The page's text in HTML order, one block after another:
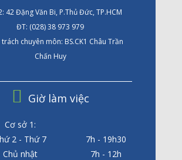
42 Đặng Văn Bi, P.Thủ Đức, TP.HCM
ĐT: (028) 38 973 979
trách chuyên môn: BS.CK1 Châu Trần
Chấn Huy
Giờ làm việc
Cơ sở 1:
2 - Thứ 7
7h - 19h30
Chủ nhật
7h - 12h